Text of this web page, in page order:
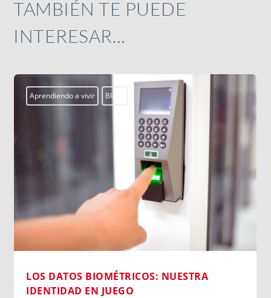
TAMBIÉN TE PUEDE
INTERESAR…
Aprendiendo a vivir Blogs
LOS DATOS BIOMÉTRICOS: NUESTRA
IDENTIDAD EN JUEGO